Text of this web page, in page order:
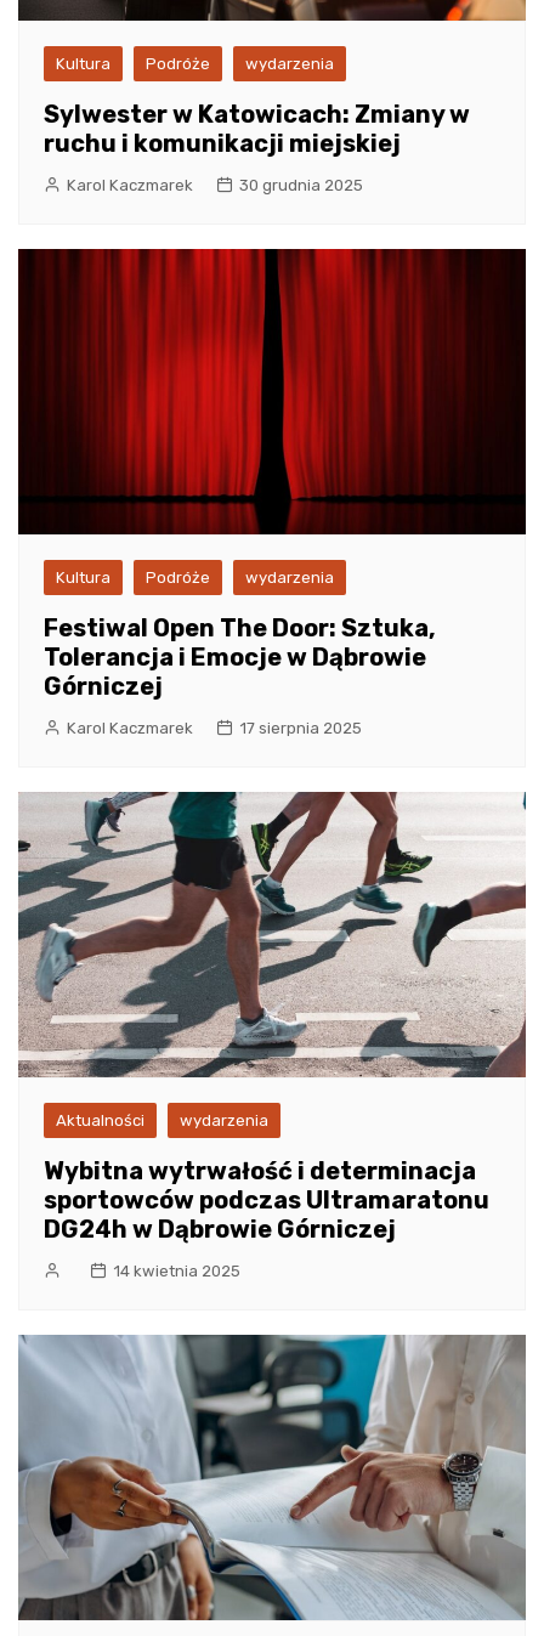
Kultura Podróże wydarzenia
Sylwester w Katowicach: Zmiany w
ruchu i komunikacji miejskiej
Karol Kaczmarek 30 grudnia 2025
Kultura Podróże wydarzenia
Festiwal Open The Door: Sztuka,
Tolerancja i Emocje w Dąbrowie
Górniczej
Karol Kaczmarek 17 sierpnia 2025
Aktualności wydarzenia
Wybitna wytrwałość i determinacja
sportowców podczas Ultramaratonu
DG24h w Dąbrowie Górniczej
14 kwietnia 2025